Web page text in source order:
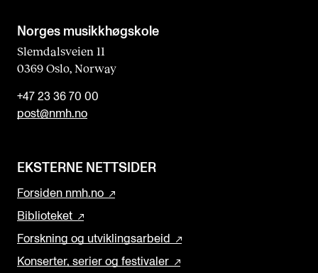
Norges musikk­høgskole
Slemdalsveien 11
0369 Oslo, Norway
+47 23 36 70 00
post@nmh.no
EKSTERNE NETTSIDER
Forsiden nmh.no
Biblioteket
Forskning og utviklingsarbeid
Konserter, serier og festivaler